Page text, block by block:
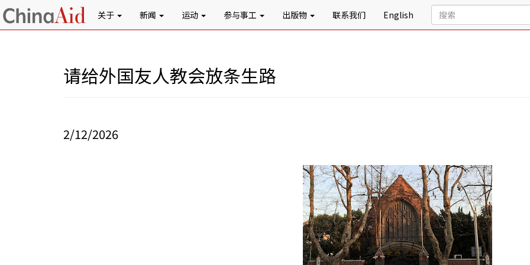
关于 新闻 运动 参与事工 出版物 联系我们 English
请给外国友人教会放条生路
2/12/2026